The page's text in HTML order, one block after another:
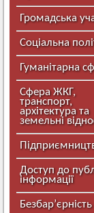
Громадська
Соціальна
Гуманітарна
Сфера ЖКГ,
транспорт,
архітектура та
земельні
Доступ до
інформації
Безбар’єрність